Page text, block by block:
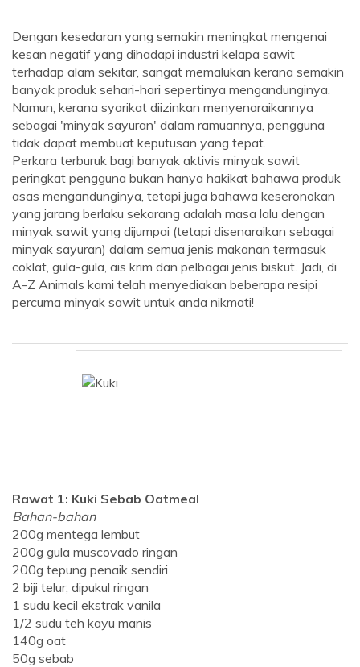
Dengan kesedaran yang semakin meningkat mengenai
kesan negatif yang dihadapi industri kelapa sawit
terhadap alam sekitar, sangat memalukan kerana semakin
banyak produk sehari-hari sepertinya mengandunginya.
Namun, kerana syarikat diizinkan menyenaraikannya
sebagai 'minyak sayuran' dalam ramuannya, pengguna
tidak dapat membuat keputusan yang tepat.
Perkara terburuk bagi banyak aktivis minyak sawit
peringkat pengguna bukan hanya hakikat bahawa produk
asas mengandunginya, tetapi juga bahawa keseronokan
yang jarang berlaku sekarang adalah masa lalu dengan
minyak sawit yang dijumpai (tetapi disenaraikan sebagai
minyak sayuran) dalam semua jenis makanan termasuk
coklat, gula-gula, ais krim dan pelbagai jenis biskut. Jadi, di
A-Z Animals kami telah menyediakan beberapa resipi
percuma minyak sawit untuk anda nikmati!
Rawat 1: Kuki Sebab Oatmeal
Bahan-bahan
200g mentega lembut
200g gula muscovado ringan
200g tepung penaik sendiri
2 biji telur, dipukul ringan
1 sudu kecil ekstrak vanila
1/2 sudu teh kayu manis
140g oat
50g sebab